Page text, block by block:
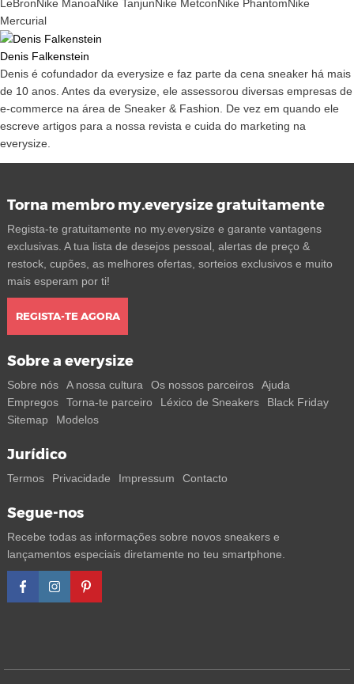
LeBronNike ManoaNike TanjunNike MetconNike PhantomNike
Mercurial
Denis Falkenstein
Denis é cofundador da everysize e faz parte da cena sneaker há mais
de 10 anos. Antes da everysize, ele assessorou diversas empresas de
e-commerce na área de Sneaker & Fashion. De vez em quando ele
escreve artigos para a nossa revista e cuida do marketing na
everysize.
Torna membro my.everysize gratuitamente
Regista-te gratuitamente no my.everysize e garante vantagens
exclusivas. A tua lista de desejos pessoal, alertas de preço &
restock, cupões, as melhores ofertas, sorteios exclusivos e muito
mais esperam por ti!
REGISTA-TE AGORA
Sobre a everysize
Sobre nós A nossa cultura Os nossos parceiros
Ajuda
Empregos
Torna-te parceiro Léxico de Sneakers
Black Friday
Sitemap
Modelos
Jurídico
Termos Privacidade Impressum Contacto
Segue-nos
Recebe todas as informações sobre novos sneakers e
lançamentos especiais diretamente no teu smartphone.